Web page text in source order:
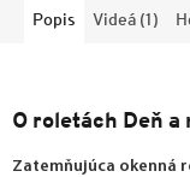
Popis Videá (1)
O roletách Deň a
Zatemňujúca okenná